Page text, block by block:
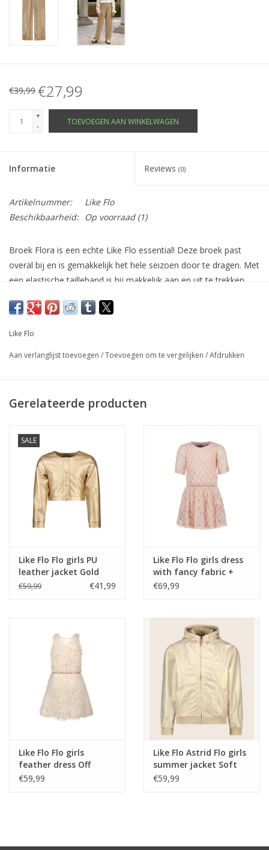
€39,99 €27,99
+
-
TOEVOEGEN AAN WINKELWAGEN
Informatie Reviews (0)
Artikelnummer:
Like Flo
Beschikbaarheid:
Op voorraad(1)
Broek Flora is een echte Like Flo essential! Deze broek past
overal bij en is gemakkelijk het hele seizoen door te dragen. Met
een elastische tailleband is hij makkelijk aan en uit te trekken.
Laatste maat 146
Like Flo
Aan verlanglijst toevoegen /Toevoegen om te vergelijken /Afdrukken
Gerelateerde producten
SALE
Like Flo Flo girls PU
leather jacket Gold
Amelie
€59,99 €41,99
Like Flo Flo girls dress
with fancy fabric +
lining Blush -
€69,99
Like Flo Flo girls
feather dress Off
white
€59,99
Like Flo Astrid Flo girls
summer jacket Soft
gold -
€59,99